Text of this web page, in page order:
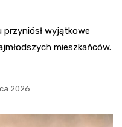
przyniósł wyjątkowe
mieszkańców.
2026